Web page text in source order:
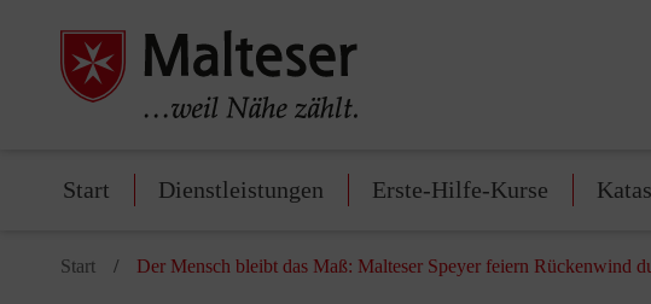
Start Dienstleistungen Erste-Hilfe-Kurse
Start Der Mensch bleibt das Maß: Malteser Speyer feiern Rückenwind